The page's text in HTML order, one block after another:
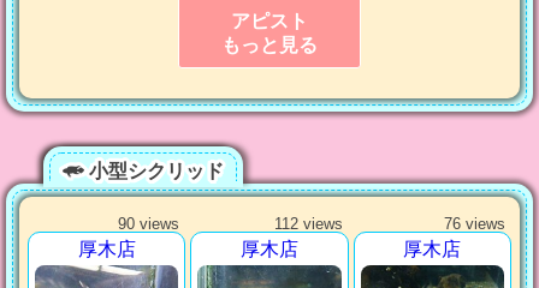
アピスト
もっと見る
小型シクリッド
90 views
厚木店
112 views
厚木店
76 views
厚木店